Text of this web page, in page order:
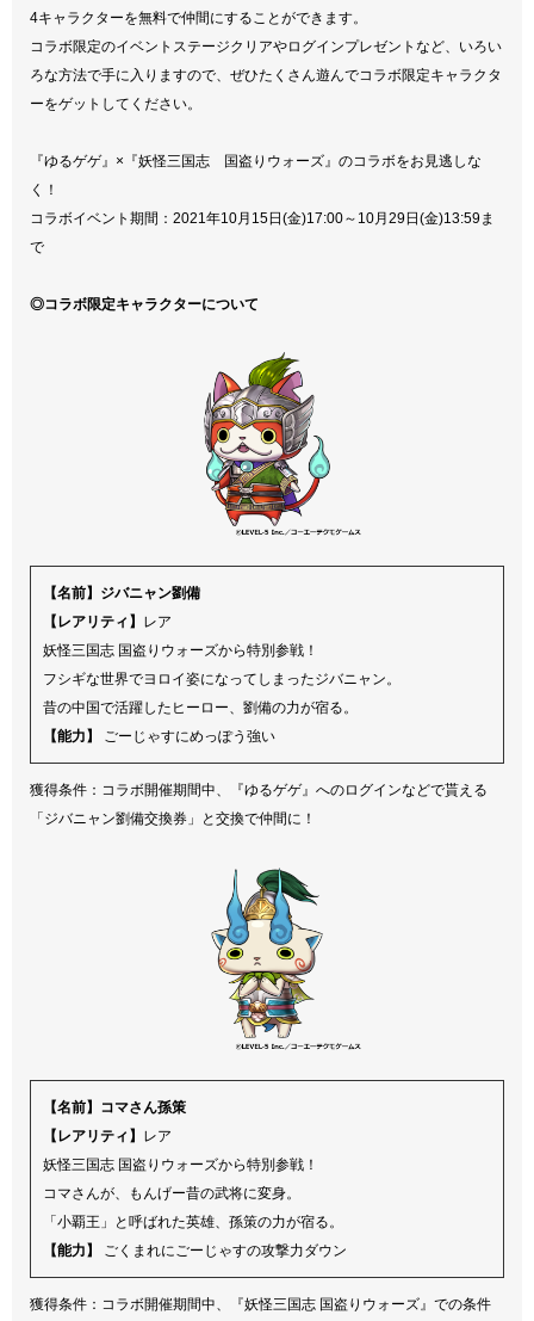
4キャラクターを無料で仲間にすることができます。
コラボ限定のイベントステージクリアやログインプレゼントなど、いろい
ろな方法で手に入りますので、ぜひたくさん遊んでコラボ限定キャラクタ
ーをゲットしてください。
『ゆるゲゲ』×『妖怪三国志 国盗りウォーズ』のコラボをお見逃しな
く！
コラボイベント期間：2021年10月15日(金)17:00～10月29日(金)13:59ま
で
◎コラボ限定キャラクターについて
【名前】ジバニャン劉備
【レアリティ】 レア
妖怪三国志 国盗りウォーズから特別参戦！
フシギな世界でヨロイ姿になってしまったジバニャン。
昔の中国で活躍したヒーロー、劉備の力が宿る。
【能力】
ごーじゃすにめっぽう強い
獲得条件：コラボ開催期間中、『ゆるゲゲ』へのログインなどで貰える
「ジバニャン劉備交換券」と交換で仲間に！
【名前】コマさん孫策
【レアリティ】 レア
妖怪三国志 国盗りウォーズから特別参戦！
コマさんが、もんげー昔の武将に変身。
「小覇王」と呼ばれた英雄、孫策の力が宿る。
【能力】
ごくまれにごーじゃすの攻撃力ダウン
獲得条件：コラボ開催期間中、『妖怪三国志 国盗りウォーズ』での条件